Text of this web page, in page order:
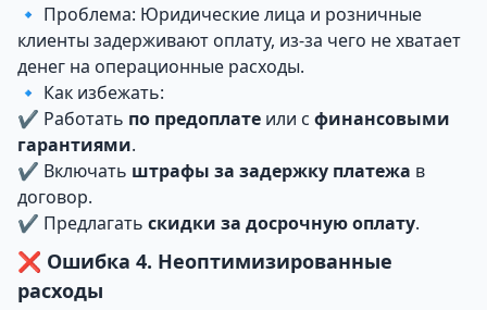
🔹 Проблема: Юридические лица и розничные
клиенты задерживают оплату, из-за чего не хватает
денег на операционные расходы.
🔹 Как избежать:
✔ Работать по предоплате или с финансовыми
гарантиями.
✔ Включать штрафы за задержку платежа в
договор.
✔ Предлагать скидки за досрочную оплату.
❌ Ошибка 4. Неоптимизированные
расходы